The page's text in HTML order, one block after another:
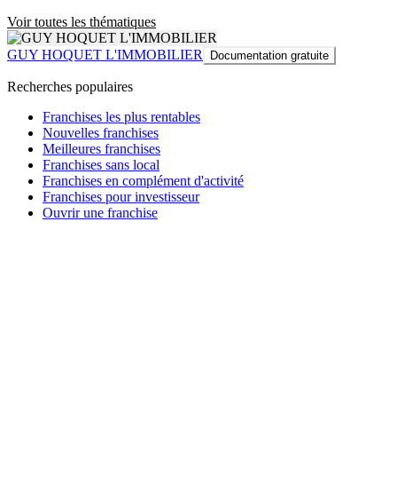
Voir toutes les thématiques
GUY HOQUET L'IMMOBILIER Documentation gratuite
Recherches populaires
Franchises les plus rentables
Nouvelles franchises
Meilleures franchises
Franchises sans local
Franchises en complément d'activité
Franchises pour investisseur
Ouvrir une franchise